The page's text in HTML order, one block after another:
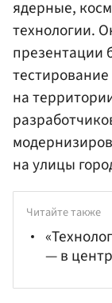
ядерные,
технологии.
презентации
на
на улицы
Читайте также
— в